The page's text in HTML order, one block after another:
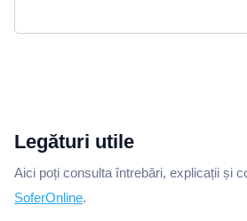
Legături utile
Aici poți consulta întrebări, explicații și
SoferOnline.